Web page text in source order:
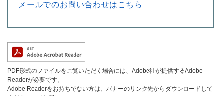
メールでのお問い合わせはこちら
PDF形式のファイルをご覧いただく場合には、Adobe社が提供するAdobe
Readerが必要です。
Adobe Readerをお持ちでない方は、バナーのリンク先からダウンロードして